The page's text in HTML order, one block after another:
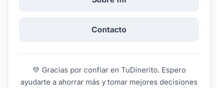
Contacto
💚 Gracias por confiar en TuDinerito. Espero
ayudarte a ahorrar más y tomar mejores decisiones